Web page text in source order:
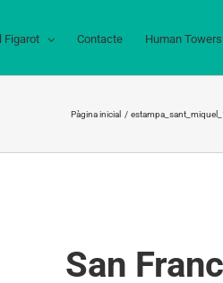
Figarot Contacte Human Towers
Pàgina inicial
San